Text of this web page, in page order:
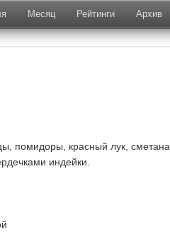
Месяц Рейтинги Архив
помидоры, красный лук, сметана.
индейки.